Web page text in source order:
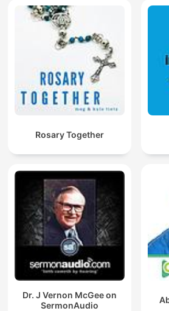
Rosary Together
Dr. J Vernon McGee on
SermonAudio